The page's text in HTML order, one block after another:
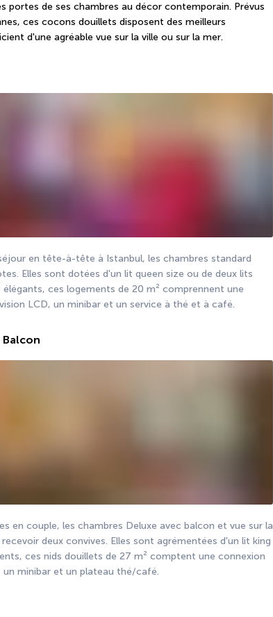
portes de ses chambres au décor contemporain. Prévus
ces cocons douillets disposent des meilleurs
d'une agréable vue sur la ville ou sur la mer.
en tête-à-tête à Istanbul, les chambres standard
Elles sont dotées d'un lit queen size ou de deux lits
ces logements de 20 m² comprennent une
LCD, un minibar et un service à thé et à café.
Balcon
en couple, les chambres Deluxe avec balcon et vue sur la
deux convives. Elles sont agrémentées d'un lit king
ces nids douillets de 27 m² comptent une connexion
un minibar et un plateau thé/café.